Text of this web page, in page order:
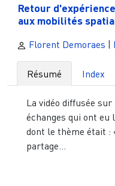
Retour
aux mobilités
Florent Demoraes |
Résumé Index
La vidéo diffusée
échanges qui ont eu
dont le thème était :
partage...